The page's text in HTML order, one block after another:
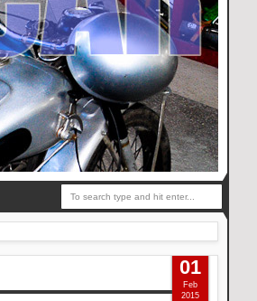
01
Feb
2015